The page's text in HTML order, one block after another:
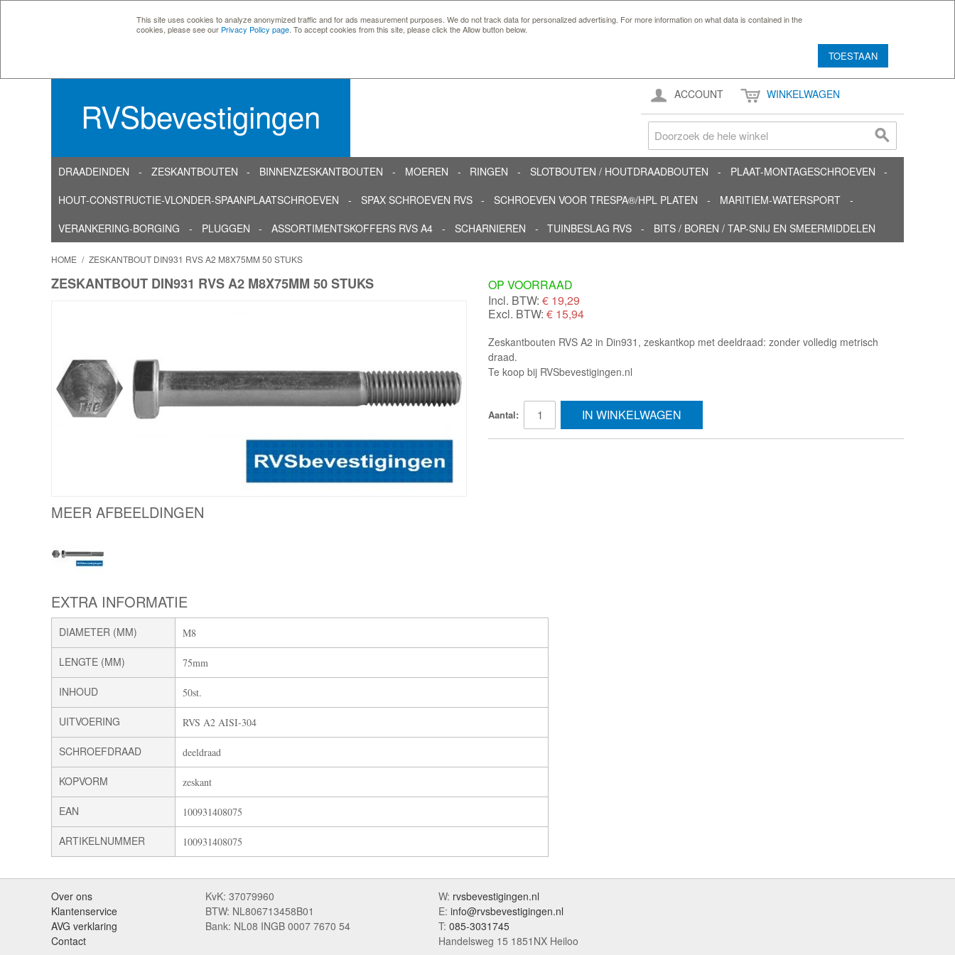
This site uses cookies to analyze anonymized traffic and for ads measurement purposes. We do not track data for personalized advertising. For more information on what data is contained in the
cookies, please see our Privacy Policy page . To accept cookies from this site, please click the Allow button below.
TOESTAAN
RVSbevestigingen
ACCOUNT WINKELWAGEN
DRAADEINDEN ZESKANTBOUTEN BINNENZESKANTBOUTEN MOEREN RINGEN SLOTBOUTEN / HOUTDRAADBOUTEN
PLAAT-MONTAGESCHROEVEN
HOUT-CONSTRUCTIE-VLONDER-SPAANPLAATSCHROEVEN
SPAX SCHROEVEN RVS SCHROEVEN VOOR TRESPA®/HPL PLATEN
MARITIEM-WATERSPORT
VERANKERING-BORGING
PLUGGEN ASSORTIMENTSKOFFERS RVS A4 SCHARNIEREN TUINBESLAG RVS BITS / BOREN / TAP-SNIJ EN SMEERMIDDELEN
HOME / ZESKANTBOUT DIN931 RVS A2 M8X75MM 50 STUKS
ZESKANTBOUT DIN931 RVS A2 M8X75MM 50 STUKS
MEER AFBEELDINGEN
OP VOORRAAD
Incl. BTW: € 19,29
Excl. BTW: € 15,94
Zeskantbouten RVS A2 in Din931, zeskantkop met deeldraad: zonder volledig metrisch
draad.
Te koop bij RVSbevestigingen.nl
Aantal: IN WINKELWAGEN
EXTRA INFORMATIE
DIAMETER (MM) M8
LENGTE (MM) 75mm
INHOUD 50st.
UITVOERING RVS A2 AISI-304
SCHROEFDRAAD deeldraad
KOPVORM zeskant
EAN 100931408075
ARTIKELNUMMER 100931408075
Over ons
Klantenservice
AVG verklaring
Contact
KvK: 37079960
BTW: NL806713458B01
Bank: NL08 INGB 0007 7670 54
W: rvsbevestigingen.nl
E: info@rvsbevestigingen.nl
T: 085-3031745
Handelsweg 15 1851NX Heiloo